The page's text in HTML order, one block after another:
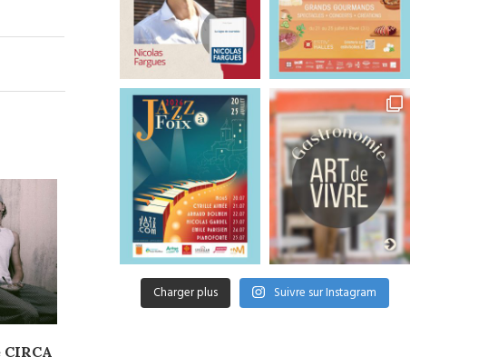
Charger plus Suivre sur Instagram